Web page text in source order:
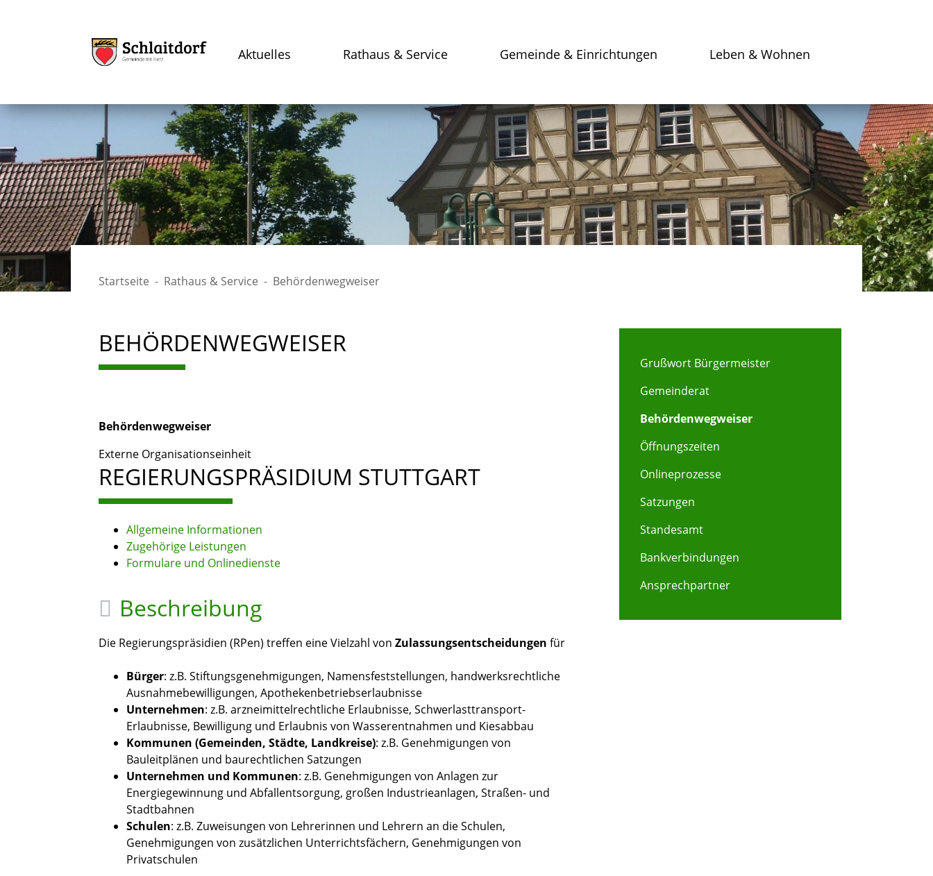
Aktuelles Rathaus & Service Gemeinde & Einrichtungen Leben & Wohnen
Startseite Rathaus & Service Behördenwegweiser
BEHÖRDENWEGWEISER
Behördenwegweiser
Externe Organisationseinheit
REGIERUNGSPRÄSIDIUM STUTTGART
Allgemeine Informationen
Zugehörige Leistungen
Formulare und Onlinedienste
Beschreibung
Die Regierungspräsidien (RPen) treffen eine Vielzahl von Zulassungsentscheidungen für
Bürger: z.B. Stiftungsgenehmigungen, Namensfeststellungen, handwerksrechtliche
Ausnahmebewilligungen, Apothekenbetriebserlaubnisse
Unternehmen: z.B. arzneimittelrechtliche Erlaubnisse, Schwerlasttransport-
Erlaubnisse, Bewilligung und Erlaubnis von Wasserentnahmen und Kiesabbau
Kommunen (Gemeinden, Städte, Landkreise): z.B. Genehmigungen von
Bauleitplänen und baurechtlichen Satzungen
Unternehmen und Kommunen: z.B. Genehmigungen von Anlagen zur
Energiegewinnung und Abfallentsorgung, großen Industrieanlagen, Straßen- und
Stadtbahnen
Schulen: z.B. Zuweisungen von Lehrerinnen und Lehrern an die Schulen,
Genehmigungen von zusätzlichen Unterrichtsfächern, Genehmigungen von
Privatschulen
Grußwort Bürgermeister
Gemeinderat
Behördenwegweiser
Öffnungszeiten
Onlineprozesse
Satzungen
Standesamt
Bankverbindungen
Ansprechpartner